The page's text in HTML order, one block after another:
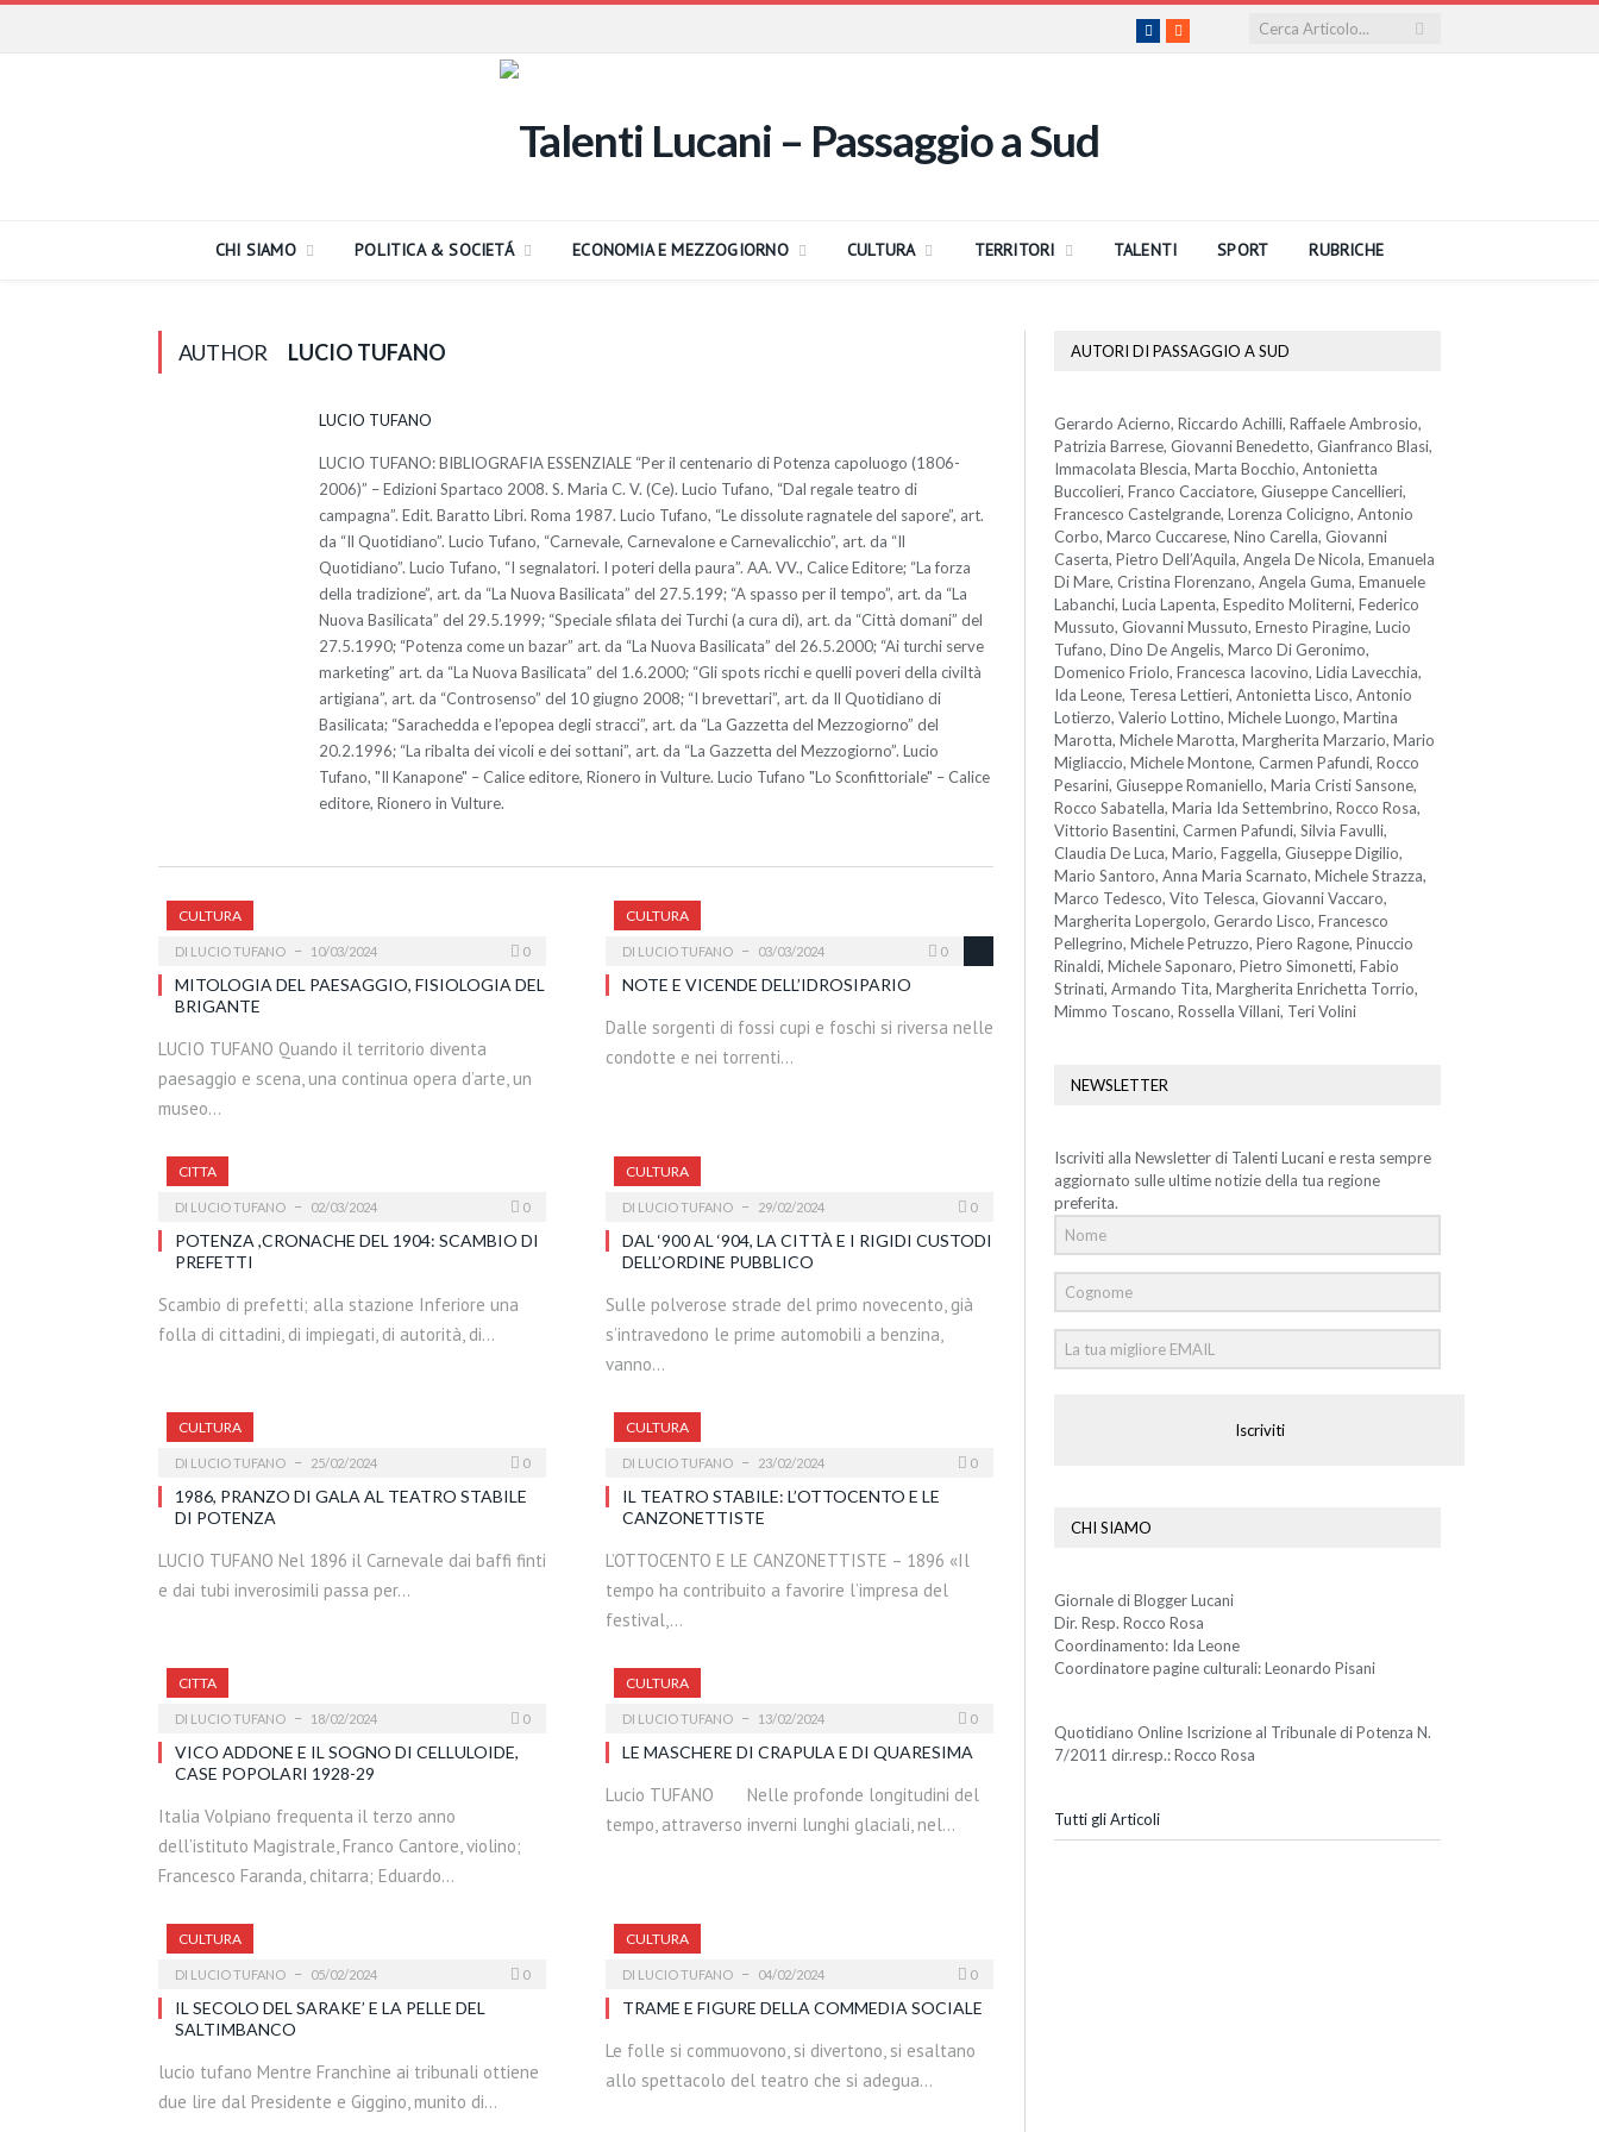
Facebook
RSS
CHI SIAMO POLITICA & SOCIETÁ ECONOMIA E MEZZOGIORNO CULTURA TERRITORI TALENTI SPORT RUBRICHE
AUTHOR LUCIO TUFANO
LUCIO TUFANO
LUCIO TUFANO: BIBLIOGRAFIA ESSENZIALE “Per il centenario di Potenza capoluogo (1806-
2006)” – Edizioni Spartaco 2008. S. Maria C. V. (Ce). Lucio Tufano, “Dal regale teatro di
campagna”. Edit. Baratto Libri. Roma 1987. Lucio Tufano, “Le dissolute ragnatele del sapore”, art.
da “Il Quotidiano”. Lucio Tufano, “Carnevale, Carnevalone e Carnevalicchio”, art. da “Il
Quotidiano”. Lucio Tufano, “I segnalatori. I poteri della paura”. AA. VV., Calice Editore; “La forza
della tradizione”, art. da “La Nuova Basilicata” del 27.5.199; “A spasso per il tempo”, art. da “La
Nuova Basilicata” del 29.5.1999; “Speciale sfilata dei Turchi (a cura di), art. da “Città domani” del
27.5.1990; “Potenza come un bazar” art. da “La Nuova Basilicata” del 26.5.2000; “Ai turchi serve
marketing” art. da “La Nuova Basilicata” del 1.6.2000; “Gli spots ricchi e quelli poveri della civiltà
artigiana”, art. da “Controsenso” del 10 giugno 2008; “I brevettari”, art. da Il Quotidiano di
Basilicata; “Sarachedda e l’epopea degli stracci”, art. da “La Gazzetta del Mezzogiorno” del
20.2.1996; “La ribalta dei vicoli e dei sottani”, art. da “La Gazzetta del Mezzogiorno”. Lucio
Tufano, "Il Kanapone" – Calice editore, Rionero in Vulture. Lucio Tufano "Lo Sconfittoriale" – Calice
editore, Rionero in Vulture.
CULTURA
DI LUCIO TUFANO 10/03/2024 0
MITOLOGIA DEL PAESAGGIO, FISIOLOGIA DEL
BRIGANTE
LUCIO TUFANO Quando il territorio diventa
paesaggio e scena, una continua opera d’arte, un
museo…
CULTURA
DI LUCIO TUFANO 03/03/2024 0
NOTE E VICENDE DELL’IDROSIPARIO
Dalle sorgenti di fossi cupi e foschi si riversa nelle
condotte e nei torrenti…
CITTA
DI LUCIO TUFANO 02/03/2024 0
POTENZA ,CRONACHE DEL 1904: SCAMBIO DI
PREFETTI
Scambio di prefetti; alla stazione Inferiore una
folla di cittadini, di impiegati, di autorità, di…
CULTURA
DI LUCIO TUFANO 29/02/2024 0
DAL ‘900 AL ‘904, LA CITTÀ E I RIGIDI CUSTODI
DELL’ORDINE PUBBLICO
Sulle polverose strade del primo novecento, già
s’intravedono le prime automobili a benzina,
vanno…
CULTURA
DI LUCIO TUFANO 25/02/2024 0
1986, PRANZO DI GALA AL TEATRO STABILE
DI POTENZA
LUCIO TUFANO Nel 1896 il Carnevale dai baffi finti
e dai tubi inverosimili passa per…
CULTURA
DI LUCIO TUFANO 23/02/2024 0
IL TEATRO STABILE: L’OTTOCENTO E LE
CANZONETTISTE
L’OTTOCENTO E LE CANZONETTISTE – 1896 «Il
tempo ha contribuito a favorire l’impresa del
festival,…
CITTA
DI LUCIO TUFANO 18/02/2024 0
VICO ADDONE E IL SOGNO DI CELLULOIDE,
CASE POPOLARI 1928-29
Italia Volpiano frequenta il terzo anno
dell’istituto Magistrale, Franco Cantore, violino;
Francesco Faranda, chitarra; Eduardo…
CULTURA
DI LUCIO TUFANO 13/02/2024 0
LE MASCHERE DI CRAPULA E DI QUARESIMA
Lucio TUFANO Nelle profonde longitudini del
tempo, attraverso inverni lunghi glaciali, nel…
CULTURA
DI LUCIO TUFANO 05/02/2024 0
IL SECOLO DEL SARAKE’ E LA PELLE DEL
SALTIMBANCO
lucio tufano Mentre Franchìne ai tribunali ottiene
due lire dal Presidente e Giggino, munito di…
CULTURA
DI LUCIO TUFANO 04/02/2024 0
TRAME E FIGURE DELLA COMMEDIA SOCIALE
Le folle si commuovono, si divertono, si esaltano
allo spettacolo del teatro che si adegua…
AUTORI DI PASSAGGIO A SUD
Gerardo Acierno, Riccardo Achilli, Raffaele Ambrosio,
Patrizia Barrese, Giovanni Benedetto, Gianfranco Blasi,
Immacolata Blescia, Marta Bocchio, Antonietta
Buccolieri, Franco Cacciatore, Giuseppe Cancellieri,
Francesco Castelgrande, Lorenza Colicigno, Antonio
Corbo, Marco Cuccarese, Nino Carella, Giovanni
Caserta, Pietro Dell’Aquila, Angela De Nicola, Emanuela
Di Mare, Cristina Florenzano, Angela Guma, Emanuele
Labanchi, Lucia Lapenta, Espedito Moliterni, Federico
Mussuto, Giovanni Mussuto, Ernesto Piragine, Lucio
Tufano, Dino De Angelis, Marco Di Geronimo,
Domenico Friolo, Francesca Iacovino, Lidia Lavecchia,
Ida Leone, Teresa Lettieri, Antonietta Lisco, Antonio
Lotierzo, Valerio Lottino, Michele Luongo, Martina
Marotta, Michele Marotta, Margherita Marzario, Mario
Migliaccio, Michele Montone, Carmen Pafundi, Rocco
Pesarini, Giuseppe Romaniello, Maria Cristi Sansone,
Rocco Sabatella, Maria Ida Settembrino, Rocco Rosa,
Vittorio Basentini, Carmen Pafundi, Silvia Favulli,
Claudia De Luca, Mario, Faggella, Giuseppe Digilio,
Mario Santoro, Anna Maria Scarnato, Michele Strazza,
Marco Tedesco, Vito Telesca, Giovanni Vaccaro,
Margherita Lopergolo, Gerardo Lisco, Francesco
Pellegrino, Michele Petruzzo, Piero Ragone, Pinuccio
Rinaldi, Michele Saponaro, Pietro Simonetti, Fabio
Strinati, Armando Tita, Margherita Enrichetta Torrio,
Mimmo Toscano, Rossella Villani, Teri Volini
NEWSLETTER
Iscriviti alla Newsletter di Talenti Lucani e resta sempre
aggiornato sulle ultime notizie della tua regione
preferita.
Iscriviti
CHI SIAMO
Giornale di Blogger Lucani
Dir. Resp. Rocco Rosa
Coordinamento: Ida Leone
Coordinatore pagine culturali: Leonardo Pisani
Quotidiano Online Iscrizione al Tribunale di Potenza N.
7/2011 dir.resp.: Rocco Rosa
Tutti gli Articoli